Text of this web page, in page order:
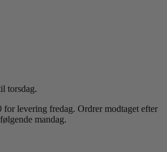
torsdag.
for levering fredag.Ordrer modtaget efter
mandag.